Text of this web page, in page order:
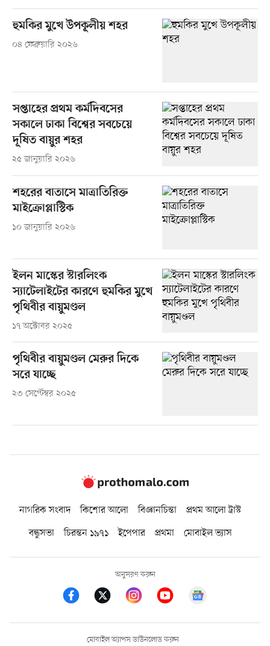
হুমকির মুখে উপকূলীয় শহর
০৪ ফেব্রুয়ারি ২০২৬
সপ্তাহের প্রথম কর্মদিবসের
সকালে ঢাকা বিশ্বের সবচেয়ে
দূষিত বায়ুর শহর
২৫ জানুয়ারি ২০২৬
শহরের বাতাসে মাত্রাতিরিক্ত
মাইক্রোপ্লাস্টিক
১০ জানুয়ারি ২০২৬
ইলন মাস্কের স্টারলিংক
স্যাটেলাইটের কারণে হুমকির মুখে
পৃথিবীর বায়ুমণ্ডল
১৭ অক্টোবর ২০২৫
পৃথিবীর বায়ুমণ্ডল মেরুর দিকে
সরে যাচ্ছে
২৩ সেপ্টেম্বর ২০২৫
নাগরিক সংবাদ কিশোর আলো বিজ্ঞানচিন্তা
প্রথম আলো ট্রাস্ট
বন্ধুসভা
চিরন্তন ১৯৭১ ইপেপার প্রথমা মোবাইল ভ্যাস
অনুসরণ করুন
মোবাইল অ্যাপস ডাউনলোড করুন